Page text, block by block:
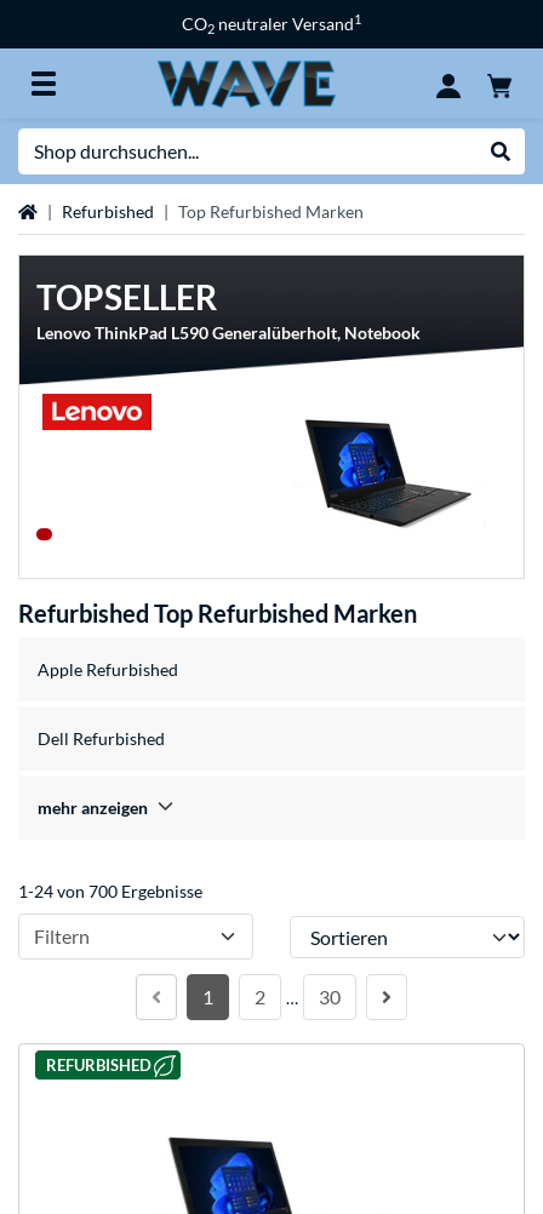
CO2 neutraler Versand1
StartseiteRefurbished Top Refurbished Marken
TOPSELLER
Lenovo ThinkPad L590 Generalüberholt, Notebook
Refurbished Top Refurbished Marken
Apple Refurbished
Dell Refurbished
mehr anzeigen
1-24 von 700 Ergebnisse
Filtern Sortieren
1 2 … 30
REFURBISHED